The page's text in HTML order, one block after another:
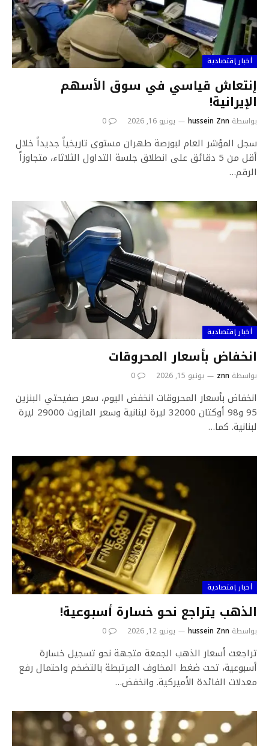
أخبار إقتصادية
إنتعاش قياسي في سوق الأسهم
الإيرانية!
بواسطة hussein Znn يونيو 16, 2026 0
سجل المؤشر العام لبورصة طهران مستوى تاريخياً جديداً خلال
أقل من 5 دقائق على انطلاق جلسة التداول الثلاثاء، متجاوزاً
الرقم…
أخبار إقتصادية
انخفاض بأسعار المحروقات
بواسطة znn يونيو 15, 2026 0
انخفاض بأسعار المحروقات انخفض اليوم، سعر صفيحتي البنزين
95 و98 أوكتان 32000 ليرة لبنانية وسعر المازوت 29000 ليرة
لبنانية. كما…
أخبار إقتصادية
الذهب يتراجع نحو خسارة أسبوعية!
بواسطة hussein Znn يونيو 12, 2026 0
تراجعت أسعار الذهب الجمعة متجهة نحو تسجيل خسارة
أسبوعية، تحت ضغط المخاوف المرتبطة بالتضخم واحتمال رفع
معدلات الفائدة الأميركية. وانخفض…